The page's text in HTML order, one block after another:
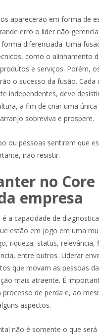
aparecerão em forma de
erro o líder não
diferenciada. Uma
como o alinhamento
e serviços. Porém,
o sucesso da fusão. Cada
independentes, deve
a fim de criar uma única
sobreviva e prospere.
ou pessoas sentirem que
irão resistir.
no Core
empresa
é a capacidade de
estão em jogo em uma
riqueza, status, relevância,
entre outros. Liderar
que movam as pessoas
mais atraente. É
processo de perda e, ao
aspectos.
não é somente o que será